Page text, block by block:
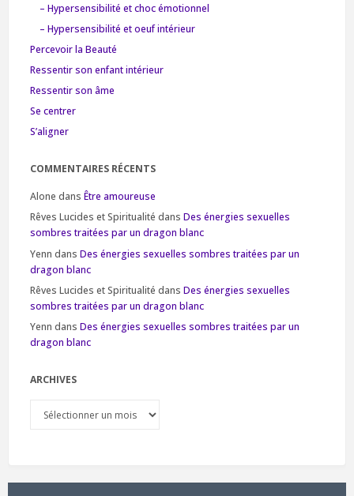
– Hypersensibilité et choc émotionnel
– Hypersensibilité et oeuf intérieur
Percevoir la Beauté
Ressentir son enfant intérieur
Ressentir son âme
Se centrer
S’aligner
COMMENTAIRES RÉCENTS
Alone dans Être amoureuse
Rêves Lucides et Spiritualité dans Des énergies sexuelles
sombres traitées par un dragon blanc
Yenn dans Des énergies sexuelles sombres traitées par un
dragon blanc
Rêves Lucides et Spiritualité dans Des énergies sexuelles
sombres traitées par un dragon blanc
Yenn dans Des énergies sexuelles sombres traitées par un
dragon blanc
ARCHIVES